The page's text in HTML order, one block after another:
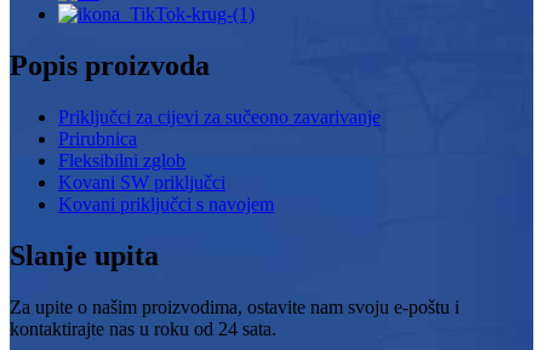
Popis proizvoda
Priključci za cijevi za sučeono zavarivanje
Prirubnica
Fleksibilni zglob
Kovani SW priključci
Kovani priključci s navojem
Slanje upita
Za upite o našim proizvodima, ostavite nam svoju e-poštu i
kontaktirajte nas u roku od 24 sata.